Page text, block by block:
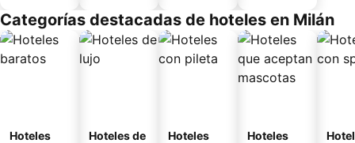
Categorías destacadas de hoteles en Milán
Hoteles
Hoteles de
Hoteles
Hoteles